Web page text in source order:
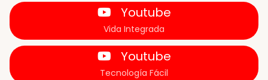
Youtube
Vida Integrada
Youtube
Tecnología Fácil